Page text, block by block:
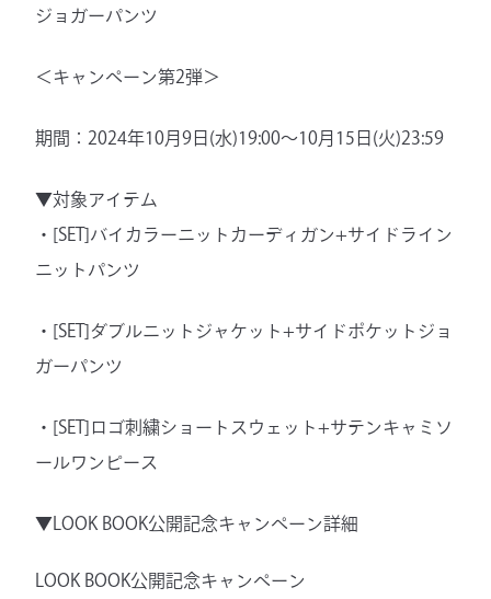
ジョガーパンツ
＜キャンペーン第2弾＞
期間：2024年10月9日(水)19:00〜10月15日(火)23:59
▼対象アイテム
・[SET]バイカラーニットカーディガン+サイドライン
ニットパンツ
・[SET]ダブルニットジャケット+サイドポケットジョ
ガーパンツ
・[SET]ロゴ刺繍ショートスウェット+サテンキャミソ
ールワンピース
▼LOOK BOOK公開記念キャンペーン詳細
LOOK BOOK公開記念キャンペーン